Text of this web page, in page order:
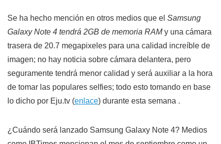
Se ha hecho mención en otros medios que el Samsung
Galaxy Note 4 tendrá 2GB de memoria RAMy una cámara
trasera de 20.7 megapixeles para una calidad increíble de
imagen; no hay noticia sobre cámara delantera, pero
seguramente tendrá menor calidad y será auxiliar a la hora
de tomar las populares selfies; todo esto tomando en base
lo dicho por Eju.tv (enlace) durante esta semana .
¿Cuándo será lanzado Samsung Galaxy Note 4? Medios